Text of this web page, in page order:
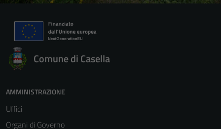
Comune di Casella
AMMINISTRAZIONE
Uffici
Organi di Governo